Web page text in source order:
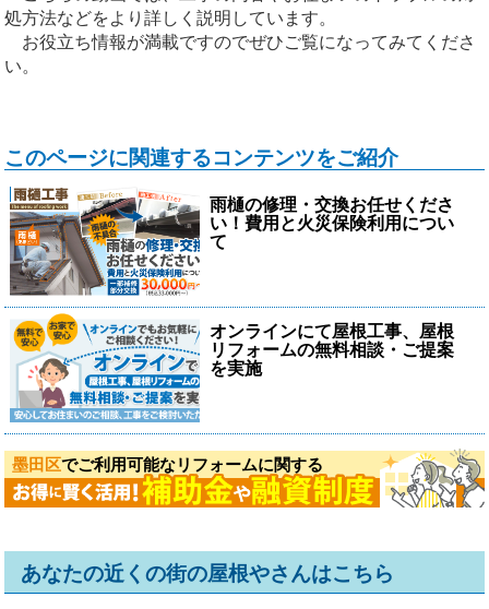
処方法などをより詳しく説明しています。
お役立ち情報が満載ですのでぜひご覧になってみてくださ
い。
このページに関連するコンテンツをご紹介
雨樋の修理・交換お任せくださ
い！費用と火災保険利用につい
て
オンラインにて屋根工事、屋根
リフォームの無料相談・ご提案
を実施
墨田区でご利用可能なリフォームに関する
あなたの近くの街の屋根やさんはこちら